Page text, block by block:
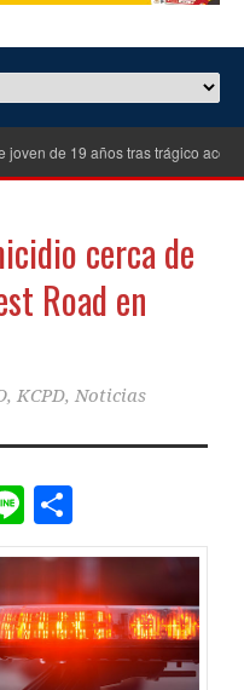
de 19 años tras trágico
cerca de
Road en
, KCPD, Noticias
Line